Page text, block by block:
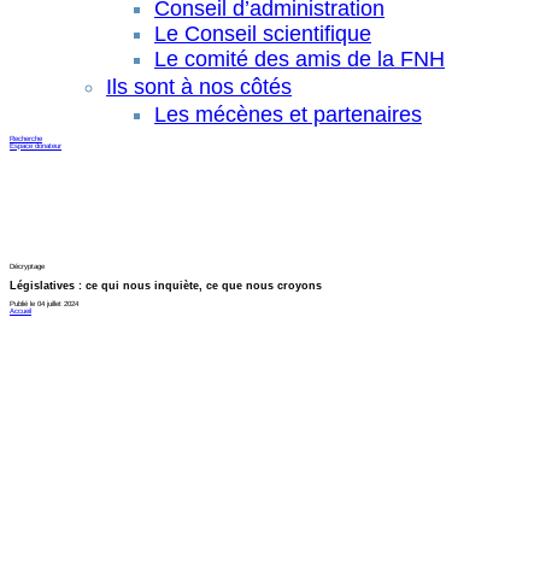
Conseil d’administration
Le Conseil scientifique
Le comité des amis de la FNH
Ils sont à nos côtés
Les mécènes et partenaires
Recherche
Espace donateur
Décryptage
Législatives : ce qui nous inquiète, ce que nous croyons
Publié le 04 juillet 2024
Accueil